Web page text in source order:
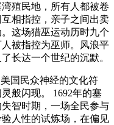
殖民地，所有人都被卷
相指控，亲子之间出卖
这场猎巫运动历时九个
被指控为巫师。风浪平
长达一个世纪的沉默。
国民众神经的文化符
般闪现。 1692年的塞
智时期，一场全民参与
人性的试炼场，在偏见